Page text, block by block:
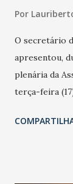
Por
O secretário
apresentou,
plenária da
terça-feira
adotadas